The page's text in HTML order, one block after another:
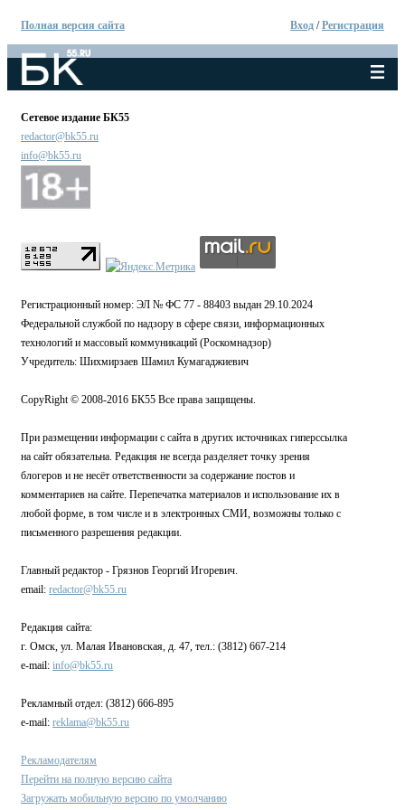
Полная версия сайта Вход /Регистрация
Сетевое издание БК55
redactor@bk55.ru
info@bk55.ru
Регистрационный номер: ЭЛ № ФС 77 - 88403 выдан 29.10.2024
Федеральной службой по надзору в сфере связи, информационных
технологий и массовый коммуникаций (Роскомнадзор)
Учредитель: Шихмирзаев Шамил Кумагаджиевич
CopyRight © 2008-2016 БК55 Все права защищены.
При размещении информации с сайта в других источниках гиперссылка
на сайт обязательна. Редакция не всегда разделяет точку зрения
блогеров и не несёт ответственности за содержание постов и
комментариев на сайте. Перепечатка материалов и использование их в
любой форме, в том числе и в электронных СМИ, возможны только с
письменного разрешения редакции.
Главный редактор - Грязнов Георгий Игоревич.
email: redactor@bk55.ru
Редакция сайта:
г. Омск, ул. Малая Ивановская, д. 47, тел.: (3812) 667-214
e-mail: info@bk55.ru
Рекламный отдел: (3812) 666-895
e-mail: reklama@bk55.ru
Рекламодателям
Перейти на полную версию сайта
Загружать мобильную версию по умолчанию